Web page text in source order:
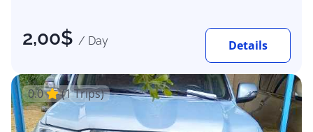
2,00$ / Day Details
0.0 (1 Trips)